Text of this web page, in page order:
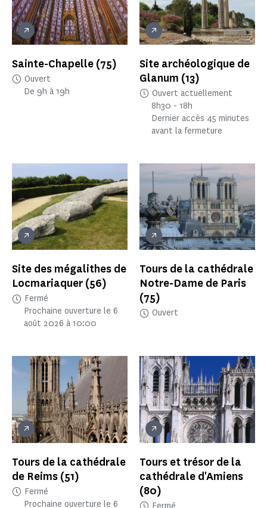
Sainte-Chapelle (75)
Ouvert
De 9h à 19h
Site archéologique de
Glanum (13)
Ouvert actuellement
8h30 - 18h
Dernier accès 45 minutes
avant la fermeture
Site des mégalithes de
Locmariaquer (56)
Fermé
Prochaine ouverture le 6
août 2026 à 10:00
Tours de la cathédrale
Notre-Dame de Paris
(75)
Ouvert
Tours de la cathédrale
de Reims (51)
Fermé
Prochaine ouverture le 6
Tours et trésor de la
cathédrale d'Amiens
(80)